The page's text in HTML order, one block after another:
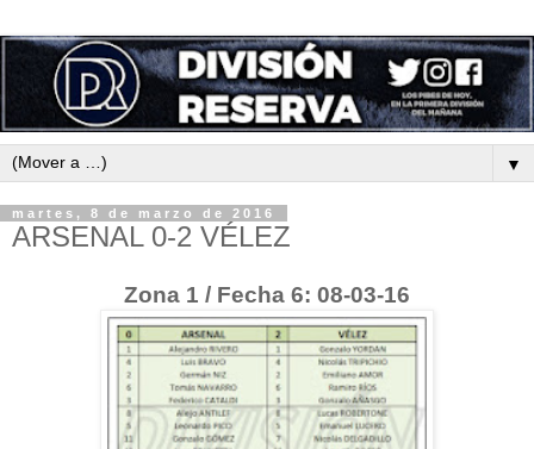
▼
martes, 8 de marzo de 2016
ARSENAL 0-2 VÉLEZ
Zona 1 / Fecha 6: 08-03-16